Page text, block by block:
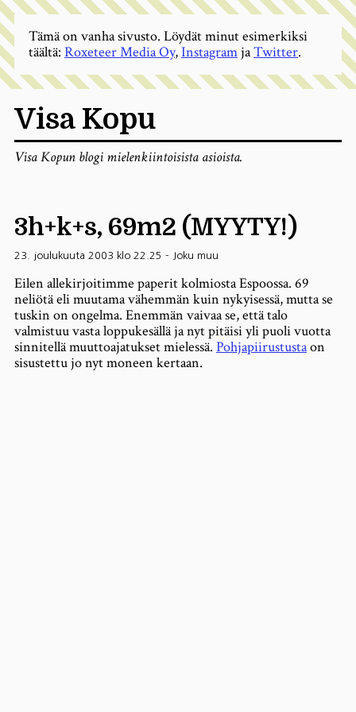
Visa Kopu
Visa Kopun blogi mielenkiintoisista asioista.
3h+k+s, 69m2 (MYYTY!)
23. joulukuuta 2003 klo 22.25 - Joku muu
Eilen allekirjoitimme paperit kolmiosta Espoossa. 69
neliötä eli muutama vähemmän kuin nykyisessä, mutta se
tuskin on ongelma. Enemmän vaivaa se, että talo
valmistuu vasta loppukesällä ja nyt pitäisi yli puoli vuotta
sinnitellä muuttoajatukset mielessä. Pohjapiirustustaon
sisustettu jo nyt moneen kertaan.
Tämä on vanha sivusto. Löydät minut esimerkiksi
täältä: Roxeteer Media Oy,InstagramjaTwitter.